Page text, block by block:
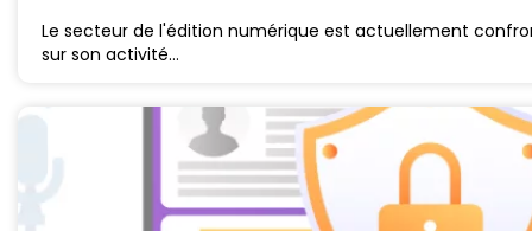
Le secteur de l'édition numérique est actuellement
sur son activité…